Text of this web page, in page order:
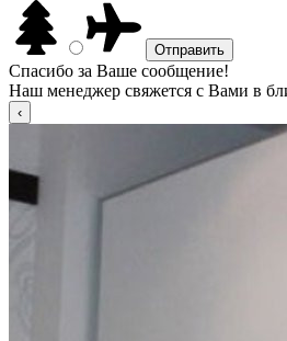
Спасибо за Ваше сообщение!
Наш менеджер свяжется с Вами в